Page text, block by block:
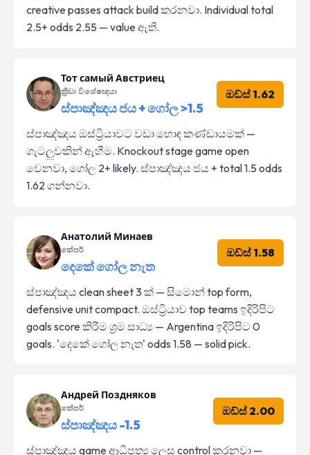
creative passes attack build කරනවා. Individual total
2.5+ odds 2.55 — value ඇති.
Тот самый Австриец
ක්‍රීඩා විශේෂඥයා
ස්පාඤ්ඤය ජය + ගෝල >1.5
ඔඩ්ස් 1.62
ස්පාඤ්ඤය ඔස්ට්‍රියාවට වඩා හොඳ කණ්ඩායමක් —
ගැටලුවකින් ඇහීම. Knockout stage game open
වෙනවා, ගෝල 2+ likely. ස්පාඤ්ඤය ජය + total 1.5 odds
1.62 ගන්නවා.
Анатолий Минаев
කේපර්
දෙකේ ගෝල නැත
ඔඩ්ස් 1.58
ස්පාඤ්ඤය clean sheet 3 ක් — සිමොන් top form,
defensive unit compact. ඔස්ට්‍රියාව top teams ඉදිරිපිට
goals score කිරීම ශ්‍රම සාධ්‍ය — Argentina ඉදිරිපිට 0
goals. 'දෙකේ ගෝල නැත' odds 1.58 — solid pick.
Андрей Поздняков
කේපර්
ස්පාඤ්ඤය -1.5
ඔඩ්ස් 2.00
ස්පාඤ්ඤය game ආධිපත්‍ය ලෙස control කරනවා —